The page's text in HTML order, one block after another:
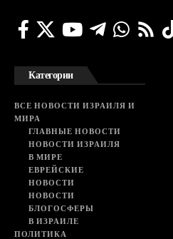
Категории
ВСЕ НОВОСТИ ИЗРАИЛЯ И
МИРА
ГЛАВНЫЕ НОВОСТИ
НОВОСТИ ИЗРАИЛЯ
В МИРЕ
ЕВРЕЙСКИЕ
НОВОСТИ
НОВОСТИ
БЛОГОСФЕРЫ
В ИЗРАИЛЕ
ПОЛИТИКА